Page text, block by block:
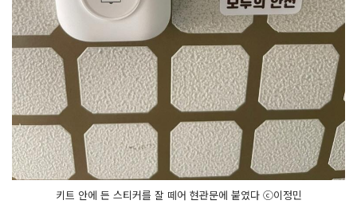
키트 안에 든 스티커를 잘 떼어 현관문에 붙였다 ⓒ이정민